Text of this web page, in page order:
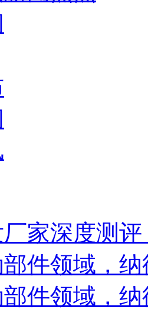
家深度测
件领域，
件领域，